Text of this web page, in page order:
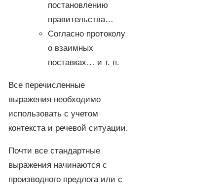
постановлению
правительства…
Согласно протоколу
о взаимных
поставках… и т. п.
Все перечисленные
выражения необходимо
использовать с учетом
контекста и речевой ситуации.
Почти все стандартные
выражения начинаются с
производного предлога или с